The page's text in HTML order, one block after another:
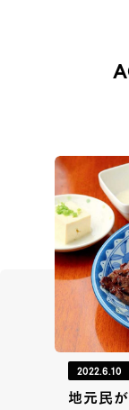
2022.6.10
地元民